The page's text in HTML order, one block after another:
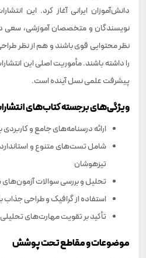
دانش‌آموزان ایرانی آغاز کرد. این
نویسندگان و متخصصان آموزشی، سعی
نظر محتوایی قوی باشند و هم از نظر
را داشته باشند. مأموریت اصلی این
پیشرفت علمی نسل آینده است.
ویژگی‌های برجسته کتاب‌های
ارائه درسنامه‌های جامع و
شامل تست‌های متنوع و
تیزهوشان
تحلیل و بررسی سوالات
استفاده از گرافیک و طراحی جذاب
تأکید بر تقویت مهارت‌های
موضوعات و مقاطع تحت پوشش